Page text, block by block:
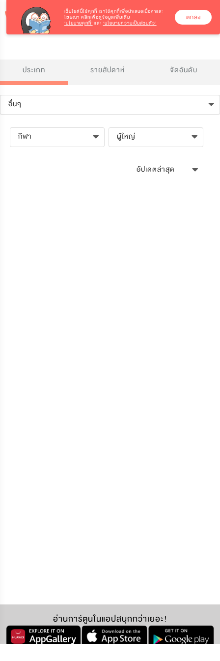
ประเภท รายสัปดาห์ จัดอันดับ
อื่นๆ
กีฬา ผู้ใหญ่
อัปเดตล่าสุด
เว็บไซต์นี้ใช้คุกกี้ เราใช้คุกกี้เพื่อนำเสนอเนื้อหาและ
โฆษณา คลิกเพื่อดูข้อมูลเพิ่มเติม
‘นโยบายคุกกี้’ และ ‘นโยบายความเป็นส่วนตัว’
ตกลง
อ่านการ์ตูนในแอปสนุกกว่าเยอะ!